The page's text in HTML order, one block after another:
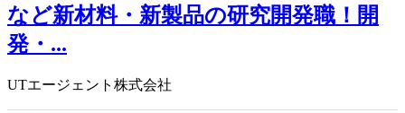
など新材料・新製品の研究開発職！開
発・...
UTエージェント株式会社